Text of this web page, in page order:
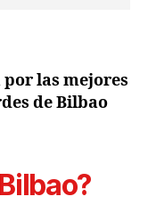
las mejores
de Bilbao